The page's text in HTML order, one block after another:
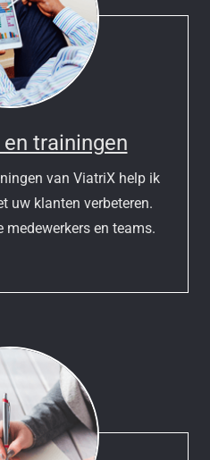
trainingen
van ViatriX help ik
uw klanten verbeteren.
en teams.